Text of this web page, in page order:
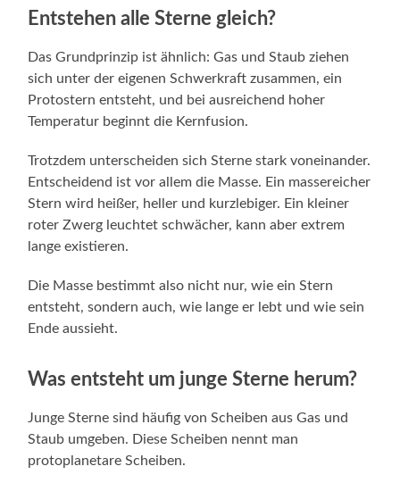
Entstehen alle Sterne gleich?
Das Grundprinzip ist ähnlich: Gas und Staub ziehen
sich unter der eigenen Schwerkraft zusammen, ein
Protostern entsteht, und bei ausreichend hoher
Temperatur beginnt die Kernfusion.
Trotzdem unterscheiden sich Sterne stark voneinander.
Entscheidend ist vor allem die Masse. Ein massereicher
Stern wird heißer, heller und kurzlebiger. Ein kleiner
roter Zwerg leuchtet schwächer, kann aber extrem
lange existieren.
Die Masse bestimmt also nicht nur, wie ein Stern
entsteht, sondern auch, wie lange er lebt und wie sein
Ende aussieht.
Was entsteht um junge Sterne herum?
Junge Sterne sind häufig von Scheiben aus Gas und
Staub umgeben. Diese Scheiben nennt man
protoplanetare Scheiben.